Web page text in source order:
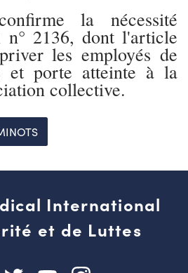
la nécessité
2136, dont l'article
les employés de
et porte atteinte à la
collective.
International
et de Luttes